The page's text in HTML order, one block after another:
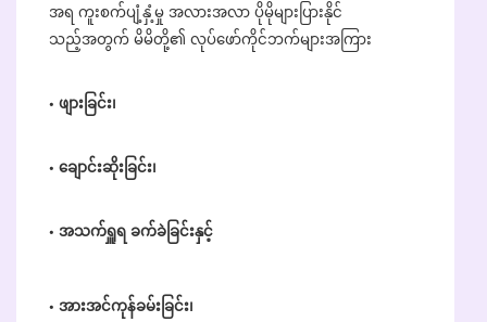
အရ ကူးစက်ပျံ့နှံ့မှု အလားအလာ ပိုမိုများပြားနိုင်
သည့်အတွက် မိမိတို့၏ လုပ်ဖော်ကိုင်ဘက်များအကြား
• ဖျားခြင်း၊
• ချောင်းဆိုးခြင်း၊
• အသက်ရှူရ ခက်ခဲခြင်းနှင့်
• အားအင်ကုန်ခမ်းခြင်း၊